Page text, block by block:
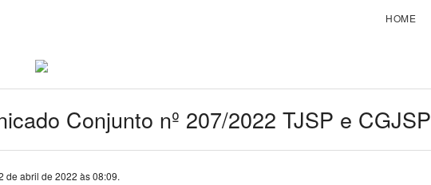
HOME
Conjunto nº 207/2022 TJSP e CGJSP
de abril de 2022 às 08:09.